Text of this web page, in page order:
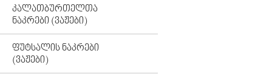
ᲙᲐᲚᲐᲗᲑᲣᲠᲗᲔᲚᲗᲐ
ᲜᲐᲙᲠᲔᲑᲘ (ᲕᲐᲟᲔᲑᲘ)
ᲤᲣᲢᲡᲐᲚᲘᲡ ᲜᲐᲙᲠᲔᲑᲘ
(ᲕᲐᲟᲔᲑᲘ)